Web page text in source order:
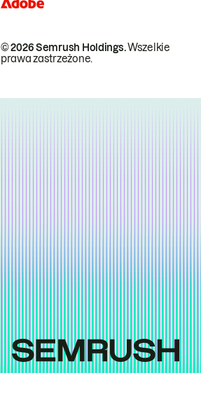
© 2026 Semrush Holdings.Wszelkie
prawa zastrzeżone.